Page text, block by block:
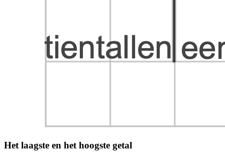
Het laagste en het hoogste getal